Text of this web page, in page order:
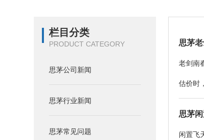
栏目分类
PRODUCT CATEGORY
思茅公司新闻
思茅行业新闻
思茅常见问题
思茅
老剑南
估价时
思茅
闲置飞